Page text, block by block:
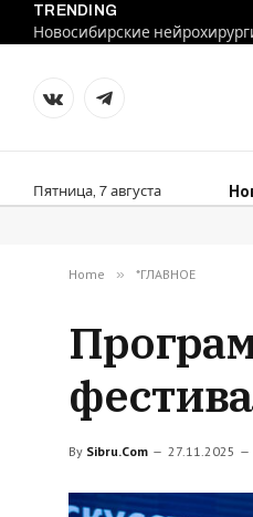
TRENDING
VKontakteTelegram
Пятница, 7 августа
Home » *ГЛАВНОЕ
By Sibru.Com 27.11.2025